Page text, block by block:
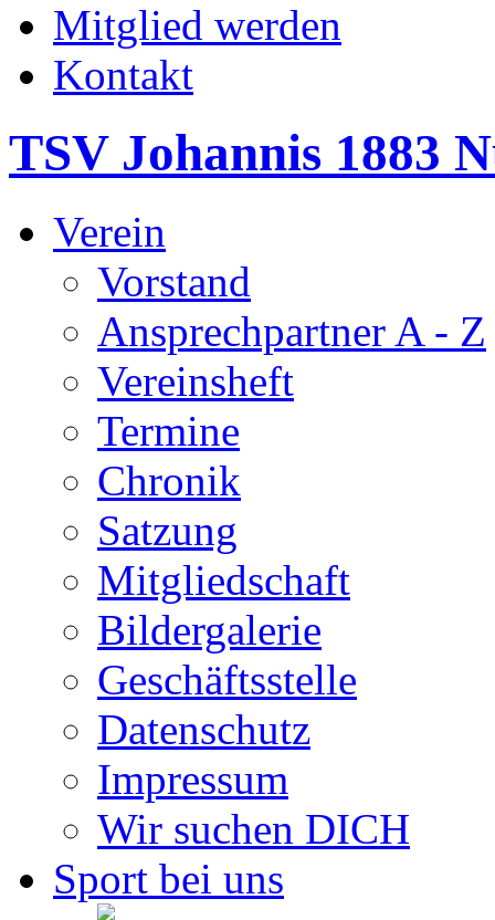
Mitglied werden
Kontakt
TSV Johannis 1883
Verein
Vorstand
Ansprechpartner A - Z
Vereinsheft
Termine
Chronik
Satzung
Mitgliedschaft
Bildergalerie
Geschäftsstelle
Datenschutz
Impressum
Wir suchen DICH
Sport bei uns